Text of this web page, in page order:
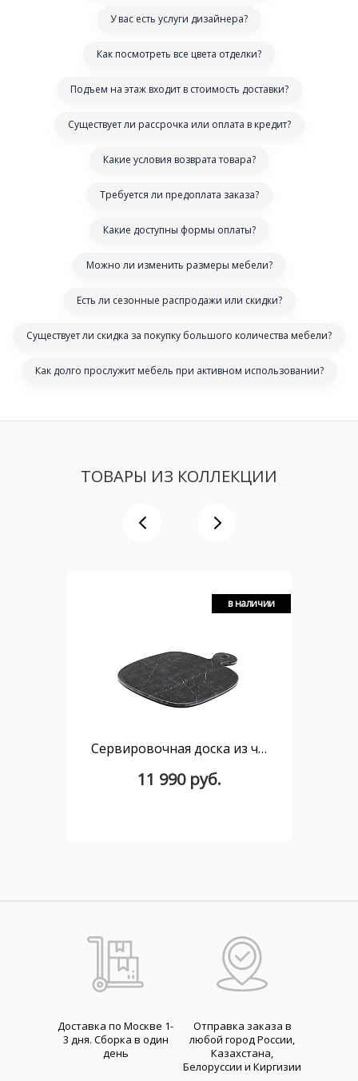
У вас есть услуги дизайнера?
Как посмотреть все цвета отделки?
Подъем на этаж входит в стоимость доставки?
Существует ли рассрочка или оплата в кредит?
Какие условия возврата товара?
Требуется ли предоплата заказа?
Какие доступны формы оплаты?
Можно ли изменить размеры мебели?
Есть ли сезонные распродажи или скидки?
Существует ли скидка за покупку большого количества мебели?
Как долго прослужит мебель при активном использовании?
ТОВАРЫ ИЗ КОЛЛЕКЦИИ
в наличии
Сервировочная доска из черного мрамора Odar
11 990 руб.
Доставка по Москве 1-
3 дня. Cборка в один
день
Отправка заказа в
любой город России,
Казахстана,
Белоруссии и Киргизии